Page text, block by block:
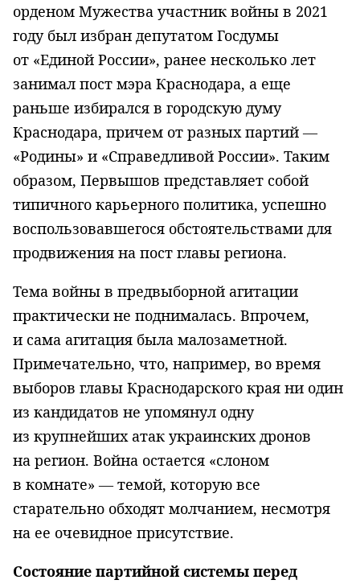
орденом Мужества участник войны в 2021
году был избран депутатом Госдумы
от «Единой России», ранее несколько лет
занимал пост мэра Краснодара, а еще
раньше избирался в городскую думу
Краснодара, причем от разных партий —
«Родины» и «Справедливой России». Таким
образом, Первышов представляет собой
типичного карьерного политика, успешно
воспользовавшегося обстоятельствами для
продвижения на пост главы региона.
Тема войны в предвыборной агитации
практически не поднималась. Впрочем,
и сама агитация была малозаметной.
Примечательно, что, например, во время
выборов главы Краснодарского края ни один
из кандидатов не упомянул одну
из крупнейших атак украинских дронов
на регион. Война остается «слоном
в комнате» — темой, которую все
старательно обходят молчанием, несмотря
на ее очевидное присутствие.
Состояние партийной системы перед